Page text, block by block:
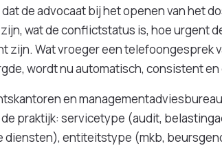
de advocaat bij het openen van het
wat de conflictstatus is, hoe urgent
zijn. Wat vroeger een telefoongesprek
wordt nu automatisch, consistent en
en
praktijk: servicetype (audit,
diensten), entiteitstype (mkb,